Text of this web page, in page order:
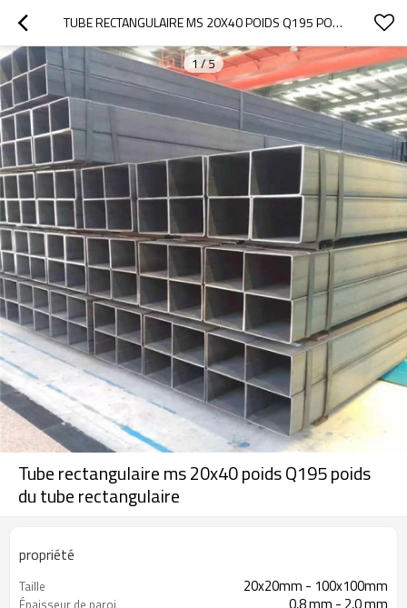
TUBE RECTANGULAIRE MS 20X40 POIDS Q195 POIDS DU TUBE RECTANGULAIRE
1/5
Tube rectangulaire ms 20x40 poids Q195 poids
du tube rectangulaire
propriété
Taille 20x20mm - 100x100mm
Épaisseur de paroi